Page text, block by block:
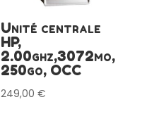
Unité centrale
HP,
2.00ghz,3072mo,
250go, OCC
249,00€